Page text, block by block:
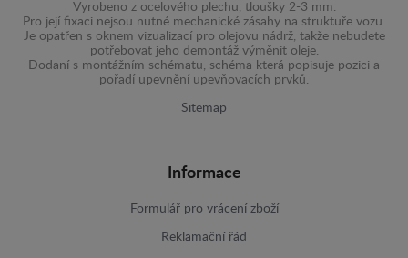
Vyrobeno z ocelového plechu, tloušky 2-3 mm.
Pro její fixaci nejsou nutné mechanické zásahy na struktuře vozu.
Je opatřen s oknem vizualizací pro olejovu nádrž, takže nebudete
potřebovat jeho demontáž výměnit oleje.
Dodaní s montážním schématu, schéma která popisuje pozici a
pořadí upevnění upevňovacích prvků.
Sitemap
Informace
Formulář pro vrácení zboží
Reklamační řád